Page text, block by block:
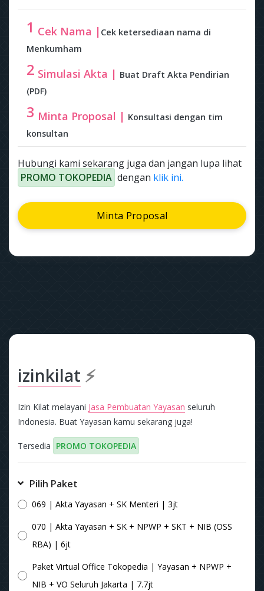
1 Cek Nama | Cek ketersediaan nama di
Menkumham
2 Simulasi Akta | Buat Draft Akta Pendirian
(PDF)
3 Minta Proposal | Konsultasi dengan tim
konsultan
Hubungi kami sekarang juga dan jangan lupa lihat
PROMO TOKOPEDIA dengan klik ini.
Minta Proposal
izinkilat ⚡
Izin Kilat melayani Jasa Pembuatan Yayasan seluruh
Indonesia. Buat Yayasan kamu sekarang juga!
Tersedia PROMO TOKOPEDIA
Pilih Paket
069 | Akta Yayasan + SK Menteri | 3jt
070 | Akta Yayasan + SK + NPWP + SKT + NIB (OSS
RBA) | 6jt
Paket Virtual Office Tokopedia | Yayasan + NPWP +
NIB + VO Seluruh Jakarta | 7.7jt